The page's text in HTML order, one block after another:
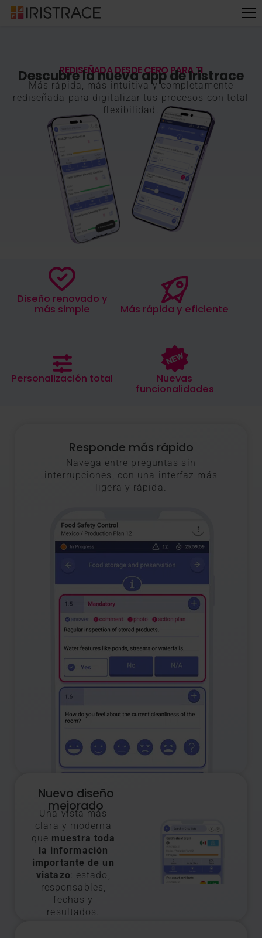
REDISEÑADA DESDE CERO PARA TI
Descubre la nueva app de Iristrace
Más rápida, más intuitiva y completamente
rediseñada para digitalizar tus procesos con total
flexibilidad.
Diseño renovado y
más simple Más rápida y eficiente
Personalización total Nuevas
funcionalidades
Responde más rápido
Navega entre preguntas sin
interrupciones, con una interfaz más
ligera y rápida.
Nuevo diseño
mejorado
Una vista más
clara y moderna
que muestra toda
la información
importante de un
vistazo: estado,
responsables,
fechas y
resultados.